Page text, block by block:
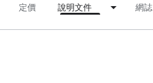
定價 說明文件 網誌